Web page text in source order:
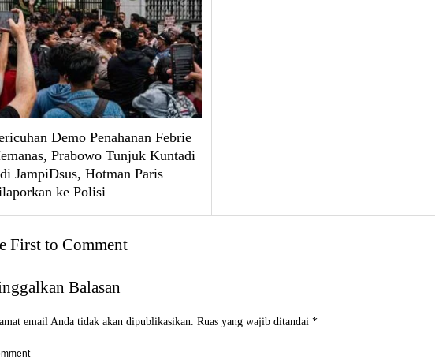
Demo Penahanan Febrie
Prabowo Tunjuk Kuntadi
JampiDsus, Hotman Paris
ke Polisi
First to Comment
Balasan
email Anda tidak akan dipublikasikan. Ruas yang wajib ditandai *